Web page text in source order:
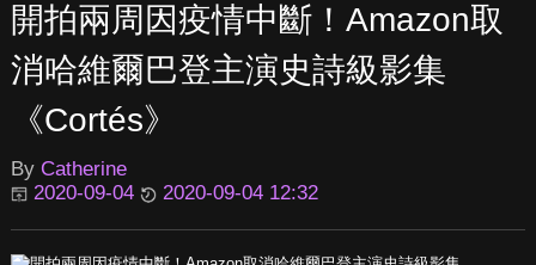
開拍兩周因疫情中斷！Amazon取
消哈維爾巴登主演史詩級影集
《Cortés》
By Catherine
2020-09-04
2020-09-04 12:32